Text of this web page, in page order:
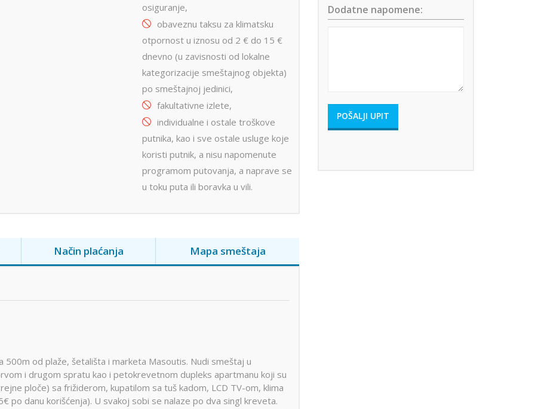
osiguranje,
obaveznu taksu za klimatsku
otpornost u iznosu od 2 € do 15 €
dnevno (u zavisnosti od lokalne
kategorizacije smeštajnog objekta)
po smeštajnoj jedinici,
fakultativne izlete,
individualne i ostale troškove
putnika, kao i sve ostale usluge koje
koristi putnik, a nisu napomenute
programom putovanja, a naprave se
u toku puta ili boravka u vili.
Način plaćanja Mapa smeštaja
500m od plaže, šetališta i marketa Masoutis. Nudi smeštaj u
i drugom spratu kao i petokrevetnom dupleks apartmanu koji su
ploče) sa frižiderom, kupatilom sa tuš kadom, LCD TV-om, klima
po danu korišćenja). U svakoj sobi se nalaze po dva singl kreveta.
Dodatne napomene: